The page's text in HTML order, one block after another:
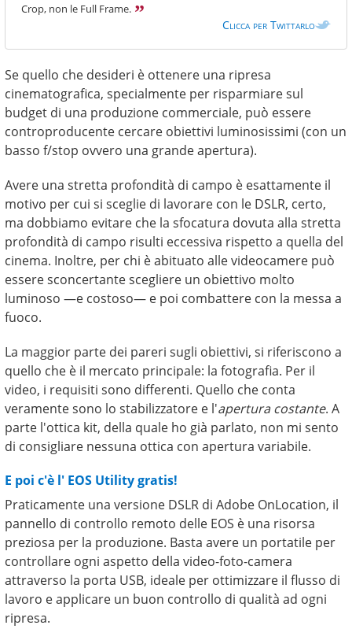
Crop, non le Full Frame.
Clicca per Twittarlo
Se quello che desideri è ottenere una ripresa
cinematografica, specialmente per risparmiare sul
budget di una produzione commerciale, può essere
controproducente cercare obiettivi luminosissimi (con un
basso f/stop ovvero una grande apertura).
Avere una stretta profondità di campo è esattamente il
motivo per cui si sceglie di lavorare con le DSLR, certo,
ma dobbiamo evitare che la sfocatura dovuta alla stretta
profondità di campo risulti eccessiva rispetto a quella del
cinema. Inoltre, per chi è abituato alle videocamere può
essere sconcertante scegliere un obiettivo molto
luminoso —e costoso— e poi combattere con la messa a
fuoco.
La maggior parte dei pareri sugli obiettivi, si riferiscono a
quello che è il mercato principale: la fotografia. Per il
video, i requisiti sono differenti. Quello che conta
veramente sono lo stabilizzatore e l'apertura costante. A
parte l'ottica kit, della quale ho già parlato, non mi sento
di consigliare nessuna ottica con apertura variabile.
E poi c'è l' EOS Utility gratis!
Praticamente una versione DSLR di Adobe OnLocation, il
pannello di controllo remoto delle EOS è una risorsa
preziosa per la produzione. Basta avere un portatile per
controllare ogni aspetto della video-foto-camera
attraverso la porta USB, ideale per ottimizzare il flusso di
lavoro e applicare un buon controllo di qualità ad ogni
ripresa.